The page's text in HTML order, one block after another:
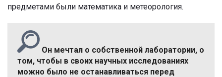
предметами были математика и метеорология.
Он мечтал о собственной лаборатории, о
том, чтобы в своих научных исследованиях
можно было не останавливаться перед